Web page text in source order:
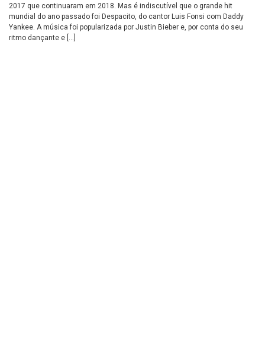
2017 que continuaram em 2018. Mas é indiscutível que o grande hit
mundial do ano passado foi Despacito, do cantor Luis Fonsi com Daddy
Yankee. A música foi popularizada por Justin Bieber e, por conta do seu
ritmo dançante e […]